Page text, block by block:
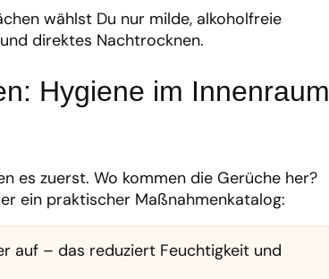
wählst Du nur milde, alkoholfreie
direktes Nachtrocknen.
Hygiene im Innenraum
es zuerst. Wo kommen die Gerüche her?
ein praktischer Maßnahmenkatalog:
auf – das reduziert Feuchtigkeit und